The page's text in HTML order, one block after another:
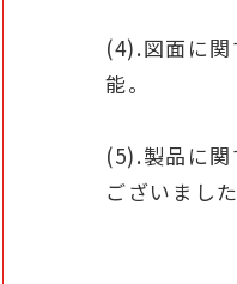
(4).図面に
能。
(5).製品に
ございまし